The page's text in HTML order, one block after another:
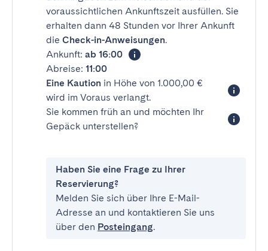
voraussichtlichen Ankunftszeit ausfüllen. Sie
erhalten dann 48 Stunden vor Ihrer Ankunft
die Check-in-Anweisungen.
Ankunft: ab 16:00
Abreise: 11:00
Eine Kaution in Höhe von 1.000,00 €
wird im Voraus verlangt.
Sie kommen früh an und möchten Ihr
Gepäck unterstellen?
Haben Sie eine Frage zu Ihrer
Reservierung?
Melden Sie sich über Ihre E-Mail-
Adresse an und kontaktieren Sie uns
über den Posteingang.